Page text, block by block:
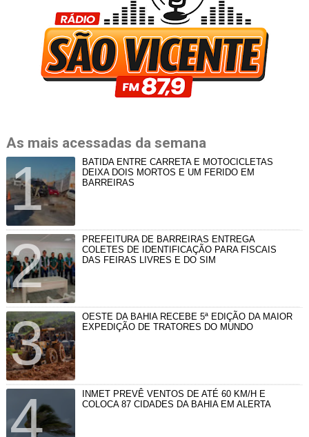
As mais acessadas da semana
BATIDA ENTRE CARRETA E MOTOCICLETAS
DEIXA DOIS MORTOS E UM FERIDO EM
BARREIRAS
PREFEITURA DE BARREIRAS ENTREGA
COLETES DE IDENTIFICAÇÃO PARA FISCAIS
DAS FEIRAS LIVRES E DO SIM
OESTE DA BAHIA RECEBE 5ª EDIÇÃO DA MAIOR
EXPEDIÇÃO DE TRATORES DO MUNDO
INMET PREVÊ VENTOS DE ATÉ 60 KM/H E
COLOCA 87 CIDADES DA BAHIA EM ALERTA